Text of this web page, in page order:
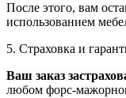
После этого, вам
использованием
5. Страховка и
Ваш заказ
любом форс-